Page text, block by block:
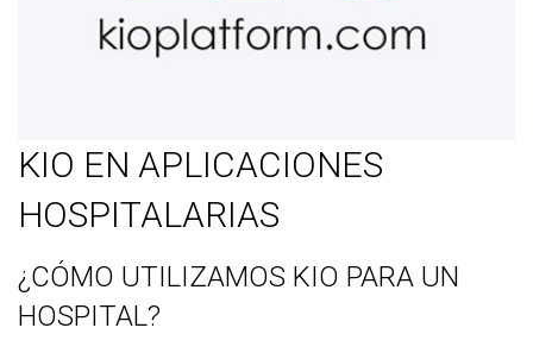
KIO EN APLICACIONES
HOSPITALARIAS
¿CÓMO UTILIZAMOS KIO PARA UN
HOSPITAL?